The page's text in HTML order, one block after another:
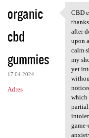
organic
cbd
gummies
17.04.2024
Adres
CBD
CBD
after
upon
calm
my
yet
which